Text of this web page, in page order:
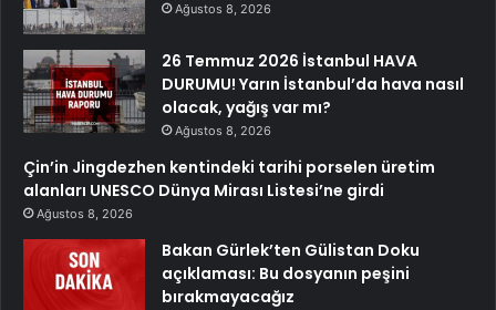
Ağustos 8, 2026
26 Temmuz 2026 İstanbul HAVA
DURUMU! Yarın İstanbul’da hava nasıl
olacak, yağış var mı?
Ağustos 8, 2026
Çin’in Jingdezhen kentindeki tarihi porselen üretim
alanları UNESCO Dünya Mirası Listesi’ne girdi
Ağustos 8, 2026
Bakan Gürlek’ten Gülistan Doku
açıklaması: Bu dosyanın peşini
bırakmayacağız